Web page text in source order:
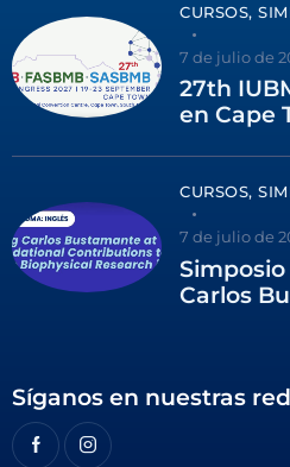
CURSOS,
7 de julio de
27th
en Cape
CURSOS,
7 de julio de
Carlos
Síganos en nuestras